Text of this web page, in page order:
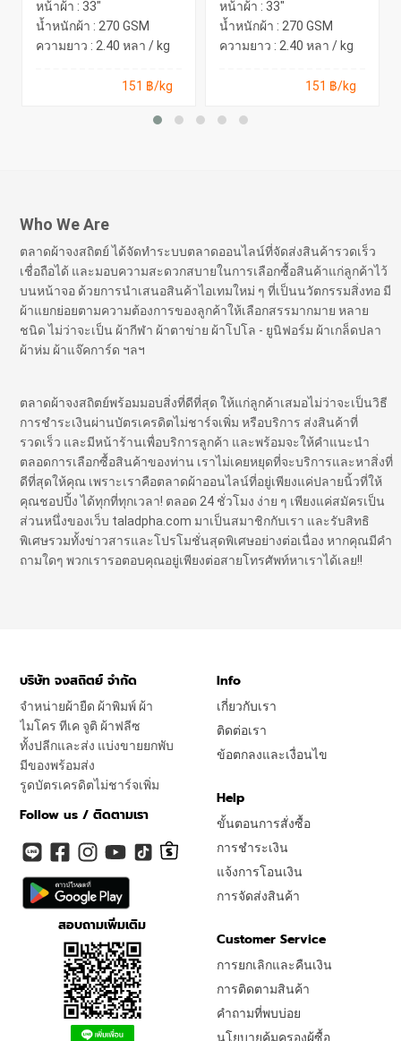
หน้าผ้า : 33"
น้ำหนักผ้า : 270 GSM
ความยาว : 2.40 หลา / kg
151 ฿/kg
หน้าผ้า : 33"
น้ำหนักผ้า : 270 GSM
ความยาว : 2.40 หลา / kg
151 ฿/kg
Who We Are
ตลาดผ้าจงสถิตย์ ได้จัดทำระบบตลาดออนไลน์ที่จัดส่งสินค้ารวดเร็ว
เชื่อถือได้ และมอบความสะดวกสบายในการเลือกซื้อสินค้าแก่ลูกค้าไว้
บนหน้าจอ ด้วยการนำเสนอสินค้าไอเทมใหม่ ๆ ที่เป็นนวัตกรรมสิ่งทอ มี
ผ้าแยกย่อยตามความต้องการของลูกค้าให้เลือกสรรมากมาย หลาย
ชนิด ไม่ว่าจะเป็น ผ้ากีฬา ผ้าตาข่าย ผ้าโปโล - ยูนิฟอร์ม ผ้าเกล็ดปลา
ผ้าห่ม ผ้าแจ๊คการ์ด ฯลฯ
ตลาดผ้าจงสถิตย์พร้อมมอบสิ่งที่ดีที่สุด ให้แก่ลูกค้าเสมอไม่ว่าจะเป็นวิธี
การชำระเงินผ่านบัตรเครดิตไม่ชาร์จเพิ่ม หรือบริการ ส่งสินค้าที่
รวดเร็ว และมีหน้าร้านเพื่อบริการลูกค้า และพร้อมจะให้คำแนะนำ
ตลอดการเลือกซื้อสินค้าของท่าน เราไม่เคยหยุดที่จะบริการและหาสิ่งที่
ดีที่สุดให้คุณ เพราะเราคือตลาดผ้าออนไลน์ที่อยู่เพียงแค่ปลายนิ้วที่ให้
คุณชอปปิ้ง ได้ทุกที่ทุกเวลา! ตลอด 24 ชั่วโมง ง่าย ๆ เพียงแค่สมัครเป็น
ส่วนหนึ่งของเว็บ taladpha.com มาเป็นสมาชิกกับเรา และรับสิทธิ
พิเศษรวมทั้งข่าวสารและโปรโมชั่นสุดพิเศษอย่างต่อเนื่อง หากคุณมีคำ
ถามใดๆ พวกเรารอตอบคุณอยู่เพียงต่อสายโทรศัพท์หาเราได้เลย!!
บริษัท จงสถิตย์ จำกัด
จำหน่ายผ้ายืด ผ้าพิมพ์ ผ้า
ไมโคร ทีเค จูติ ผ้าฟลีซ
ทั้งปลีกและส่ง แบ่งขายยกพับ
มีของพร้อมส่ง
รูดบัตรเครดิตไม่ชาร์จเพิ่ม
Follow us / ติดตามเรา
สอบถามเพิ่มเติม
Info
เกี่ยวกับเรา
ติดต่อเรา
ข้อตกลงและเงื่อนไข
Help
ขั้นตอนการสั่งซื้อ
การชำระเงิน
แจ้งการโอนเงิน
การจัดส่งสินค้า
Customer Service
การยกเลิกและคืนเงิน
การติดตามสินค้า
คำถามที่พบบ่อย
นโยบายคุ้มครองผู้ซื้อ